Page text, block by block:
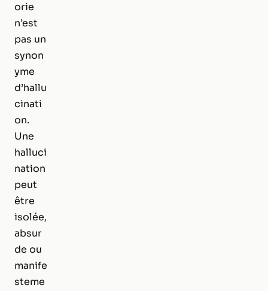
orie
n’est
pas un
synon
yme
d’hallu
cinati
on.
Une
halluci
nation
peut
être
isolée,
absur
de ou
manife
steme